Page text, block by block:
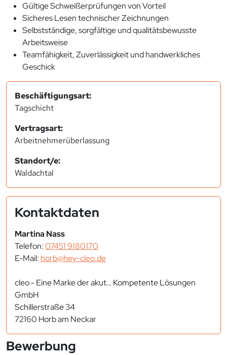
Gültige Schweißerprüfungen von Vorteil
Sicheres Lesen technischer Zeichnungen
Selbstständige, sorgfältige und qualitätsbewusste
Arbeitsweise
Teamfähigkeit, Zuverlässigkeit und handwerkliches
Geschick
Beschäftigungsart:
Tagschicht
Vertragsart:
Arbeitnehmerüberlassung
Standort/e:
Waldachtal
Kontaktdaten
Martina Nass
Telefon:07451 9180170
E-Mail: horb@hey-cleo.de
cleo - Eine Marke der akut… Kompetente Lösungen
GmbH
Schillerstraße 34
72160 Horb am Neckar
Bewerbung